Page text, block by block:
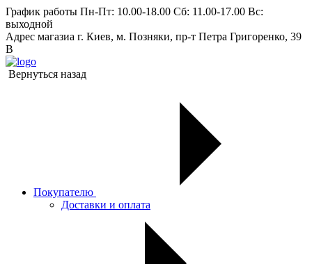
График работы Пн-Пт: 10.00-18.00 Сб: 11.00-17.00 Вс:
выходной
Адрес магазиа г. Киев, м. Позняки, пр-т Петра Григоренко, 39
В
Вернуться назад
Покупателю
Доставки и оплата